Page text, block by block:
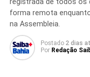
planos de
com que o
ritmo superior ao
próximos anos.
registrada de todos os
forma remota
na Assembleia.
Postado 2 dias
Por Redação